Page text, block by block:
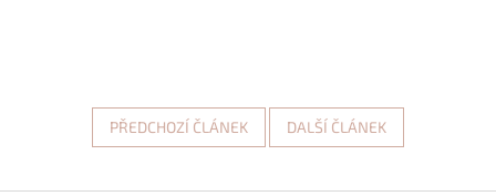
PŘEDCHOZÍ ČLÁNEK DALŠÍ ČLÁNEK